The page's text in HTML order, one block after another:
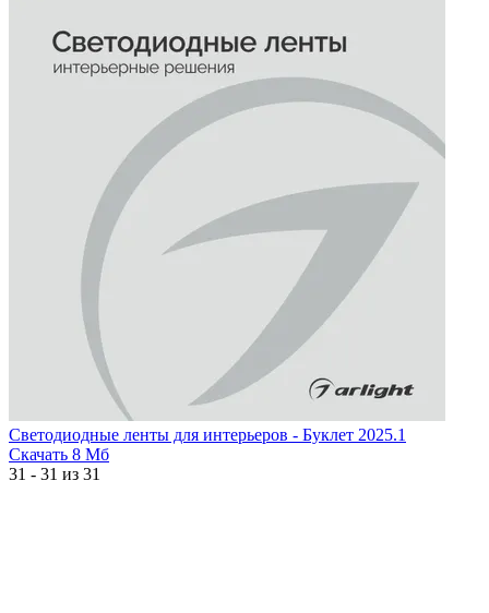
Светодиодные ленты для интерьеров - Буклет 2025.1
Скачать 8 Мб
31 - 31 из 31